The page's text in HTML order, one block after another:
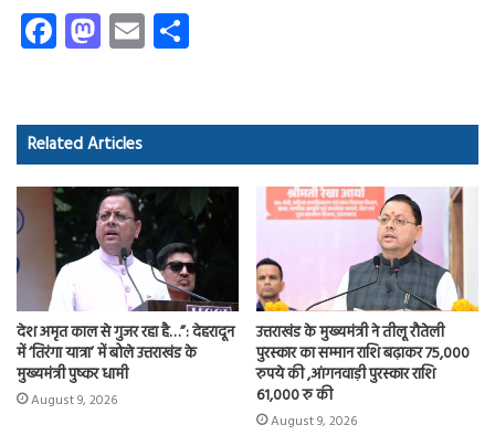
Fa
ce
o
ok
M
as
d
o
n
E
m
Related Articles
देश अमृत काल से गुजर रहा है…”: देहरादून
में ‘तिरंगा यात्रा’ में बोले उत्तराखंड के
मुख्यमंत्री पुष्कर धामी
August 9, 2026
उत्तराखंड के मुख्यमंत्री ने तीलू रौतेली
पुरस्कार का सम्मान राशि बढ़ाकर 75,000
रुपये की ,आंगनवाड़ी पुरस्कार राशि
61,000 रु की
August 9, 2026